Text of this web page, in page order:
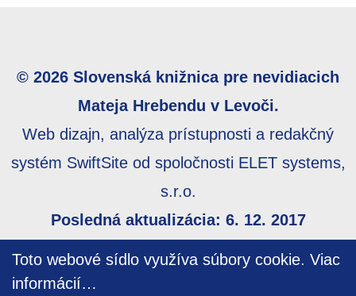
Toto webové sídlo využíva súbory cookie. Viac
informácií…
© 2026 Slovenská knižnica pre nevidiacich
Mateja Hrebendu v Levoči.
Web dizajn, analýza prístupnosti a redakčný
systém SwiftSite od spoločnosti ELET systems,
s.r.o.
Posledná aktualizácia: 6. 12. 2017
prístupnosti